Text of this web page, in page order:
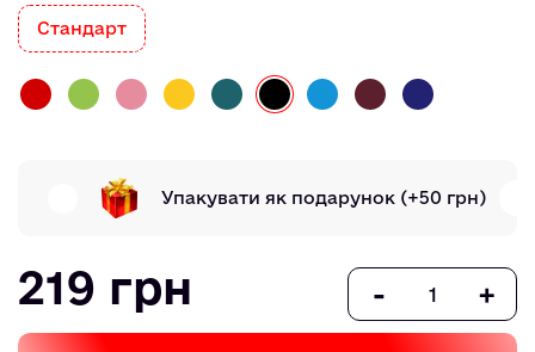
Стандарт
Упакувати як подарунок (+50 грн)
219 грн - +